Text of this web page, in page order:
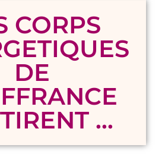
CORPS
DE
...